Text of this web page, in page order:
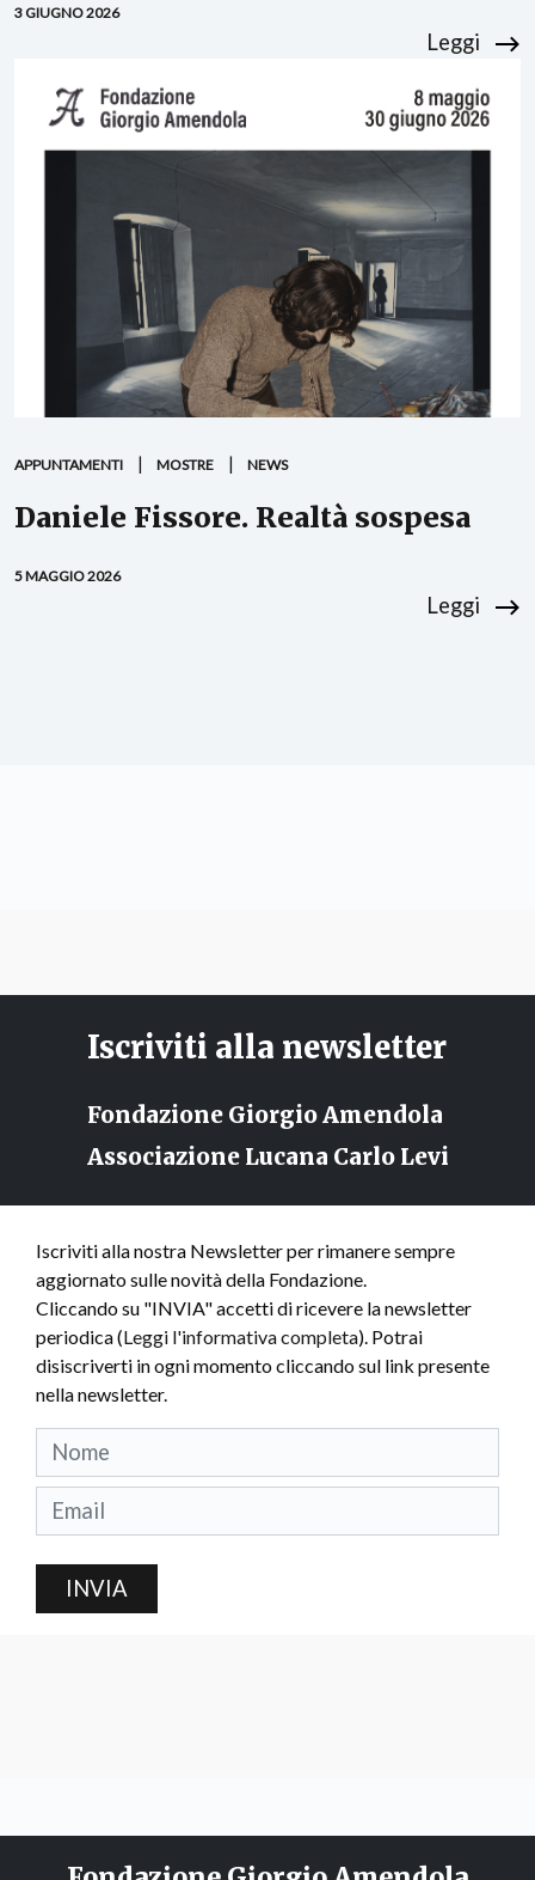
3 GIUGNO 2026
Leggi
APPUNTAMENTI MOSTRE NEWS
Daniele Fissore. Realtà sospesa
5 MAGGIO 2026
Leggi
Iscriviti alla newsletter
Fondazione Giorgio Amendola
Associazione Lucana Carlo Levi
Iscriviti alla nostra Newsletter per rimanere sempre
aggiornato sulle novità della Fondazione.
Cliccando su "INVIA" accetti di ricevere la newsletter
periodica (Leggi l'informativa completa). Potrai
disiscriverti in ogni momento cliccando sul link presente
nella newsletter.
INVIA